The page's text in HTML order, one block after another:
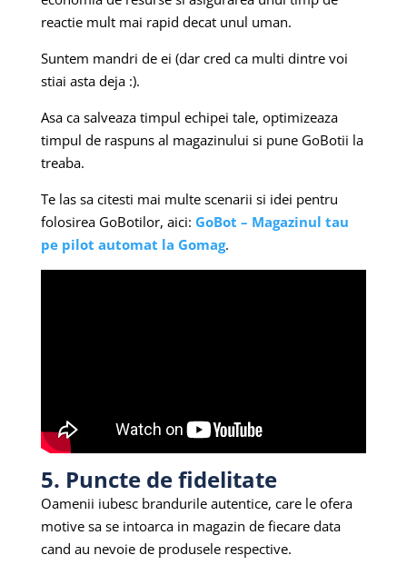
reactie mult mai rapid decat unul uman.
Suntem mandri de ei (dar cred ca multi dintre voi
stiai asta deja :).
Asa ca salveaza timpul echipei tale, optimizeaza
timpul de raspuns al magazinului si pune GoBotii la
treaba.
Te las sa citesti mai multe scenarii si idei pentru
folosirea GoBotilor, aici: GoBot – Magazinul tau
pe pilot automat la Gomag.
5. Puncte de fidelitate
Oamenii iubesc brandurile autentice, care le ofera
motive sa se intoarca in magazin de fiecare data
cand au nevoie de produsele respective.